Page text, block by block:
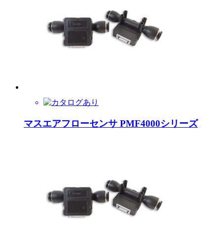
マスエアフローセンサ PMF4000シリーズ